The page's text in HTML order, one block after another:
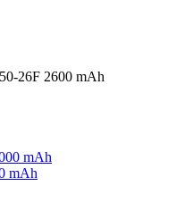
26F 2600 mAh
mAh